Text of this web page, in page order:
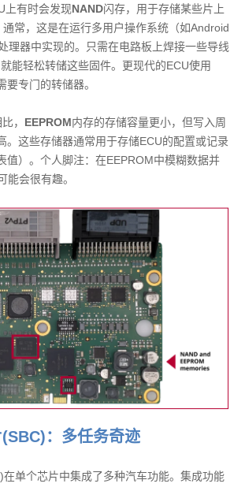
上有时会发现NAND闪存，用于存储某些片上
常，这是在运行多用户操作系统（如Android
理器中实现的。只需在电路板上焊接一些导线
能轻松转储这些固件。更现代的ECU使用
要专门的转储器。
， EEPROM内存的存储容量更小，但写入周
。这些存储器通常用于存储ECU的配置或记录
值）。个人脚注：在EEPROM中模糊数据并
能会很有趣。
：多任务奇迹
在单个芯片中集成了多种汽车功能。集成功能